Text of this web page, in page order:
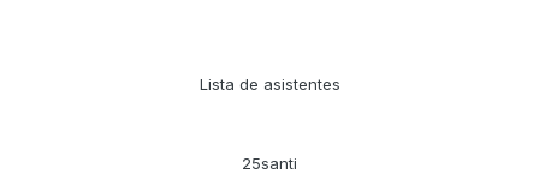
Lista de asistentes
25santi